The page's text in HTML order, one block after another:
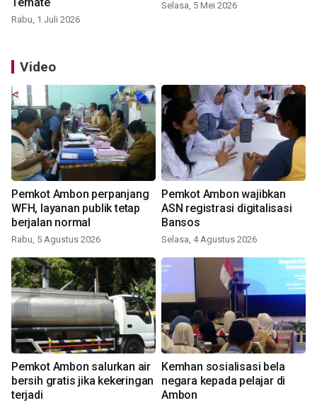
Rabu, 1 Juli 2026
Selasa, 5 Mei 2026
Video
Pemkot Ambon perpanjang
WFH, layanan publik tetap
berjalan normal
Rabu, 5 Agustus 2026
Pemkot Ambon wajibkan
ASN registrasi digitalisasi
Bansos
Selasa, 4 Agustus 2026
Pemkot Ambon salurkan air
bersih gratis jika kekeringan
terjadi
Kemhan sosialisasi bela
negara kepada pelajar di
Ambon